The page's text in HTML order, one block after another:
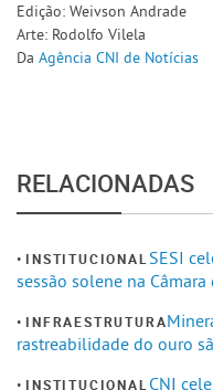
Edição: Weivson Andrade
Arte: Rodolfo Vilela
Da Agência CNI de Notícias
RELACIONADAS
INSTITUCIONAL SESI
sessão solene na
INFRAESTRUTURA
rastreabilidade do ouro
INSTITUCIONAL CNI